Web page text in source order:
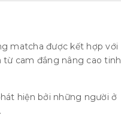
matcha được kết hợp với
cam đắng nâng cao tinh
hiện bởi những người ở